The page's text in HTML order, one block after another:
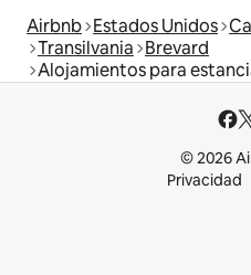
Airbnb Estados Unidos
Transilvania Brevard
Alojamientos para
© 2026
Privacidad